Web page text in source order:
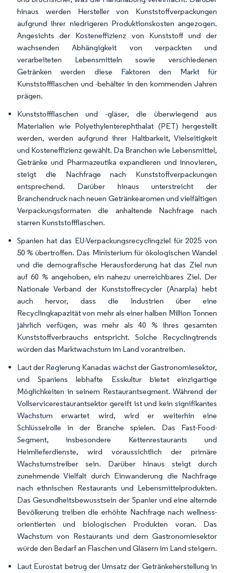
hinaus werden Hersteller von Kunststoffverpackungen
aufgrund ihrer niedrigeren Produktionskosten angezogen.
Angesichts der Kosteneffizienz von Kunststoff und der
wachsenden Abhängigkeit von verpackten und
verarbeiteten Lebensmitteln sowie verschiedenen
Getränken werden diese Faktoren den Markt für
Kunststoffflaschen und -behälter in den kommenden Jahren
prägen.
Kunststoffflaschen und -gläser, die überwiegend aus
Materialien wie Polyethylenterephthalat (PET) hergestellt
werden, werden aufgrund ihrer Haltbarkeit, Vielseitigkeit
und Kosteneffizienz gewählt. Da Branchen wie Lebensmittel,
Getränke und Pharmazeutika expandieren und innovieren,
steigt die Nachfrage nach Kunststoffverpackungen
entsprechend. Darüber hinaus unterstreicht der
Branchendruck nach neuen Getränkearomen und vielfältigen
Verpackungsformaten die anhaltende Nachfrage nach
starren Kunststoffflaschen.
Spanien hat das EU-Verpackungsrecyclingziel für 2025 von
50 % übertroffen. Das Ministerium für ökologischen Wandel
und die demografische Herausforderung hat das Ziel nun
auf 60 % angehoben, ein nahezu unerreichbares Ziel. Der
Nationale Verband der Kunststoffrecycler (Anarpla) hebt
auch hervor, dass die Industrien über eine
Recyclingkapazität von mehr als einer halben Million Tonnen
jährlich verfügen, was mehr als 40 % ihres gesamten
Kunststoffverbrauchs entspricht. Solche Recyclingtrends
würden das Marktwachstum im Land vorantreiben.
Laut der Regierung Kanadas wächst der Gastronomiesektor,
und Spaniens lebhafte Esskultur bietet einzigartige
Möglichkeiten in seinem Restaurantsegment. Während der
Vollservicerestaurantsektor gereift ist und kein signifikantes
Wachstum erwartet wird, wird er weiterhin eine
Schlüsselrolle in der Branche spielen. Das Fast-Food-
Segment, insbesondere Kettenrestaurants und
Heimlieferdienste, wird voraussichtlich der primäre
Wachstumstreiber sein. Darüber hinaus steigt durch
zunehmende Vielfalt durch Einwanderung die Nachfrage
nach ethnischen Restaurants und Lebensmittelprodukten.
Das Gesundheitsbewusstsein der Spanier und eine alternde
Bevölkerung treiben die erhöhte Nachfrage nach wellness-
orientierten und biologischen Produkten voran. Das
Wachstum von Restaurants und dem Gastronomiesektor
würde den Bedarf an Flaschen und Gläsern im Land steigern.
Laut Eurostat betrug der Umsatz der Getränkeherstellung in